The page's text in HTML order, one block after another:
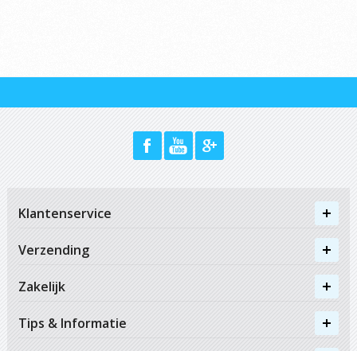
Klantenservice
Verzending
Zakelijk
Tips & Informatie